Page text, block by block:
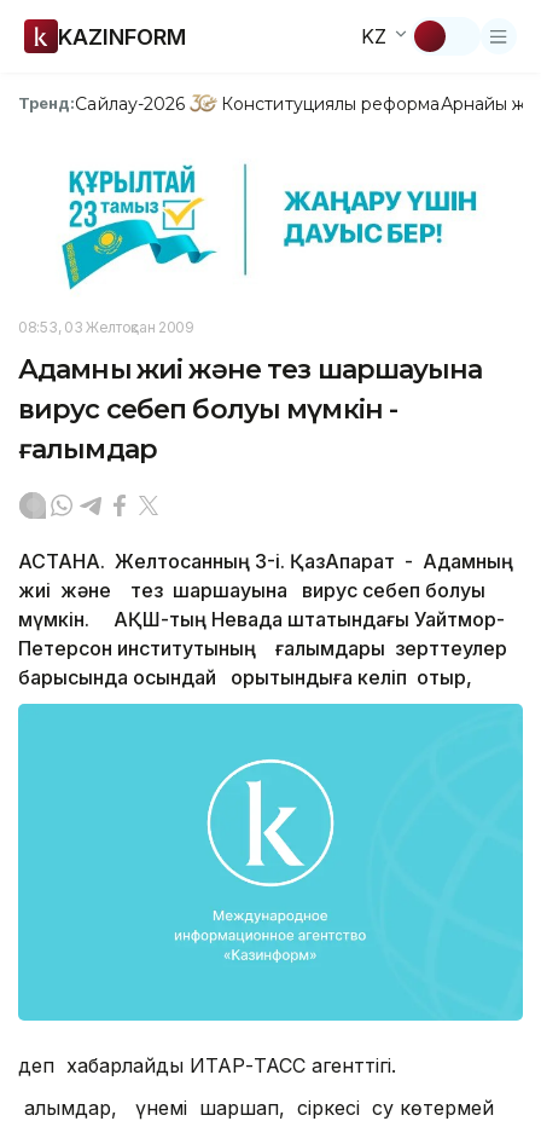
KAZINFORM KZ
Тренд:Сайлау-2026 Конституциялық реформаАрнайы
08:53, 03 Желтоқсан 2009
Адамның жиі және тез шаршауына
вирус себеп болуы мүмкін -
ғалымдар
АСТАНА. Желтоқсанның 3-і. ҚазАқпарат - Адамның
жиі және тез шаршауына вирус себеп болуы
мүмкін. АҚШ-тың Невада штатындағы Уайтмор-
Петерсон институтының ғалымдары зерттеулер
барысында осындай қорытындыға келіп отыр,
деп хабарлайды ИТАР-ТАСС агенттігі.
Ғалымдар, үнемі шаршап, сіркесі су көтермей